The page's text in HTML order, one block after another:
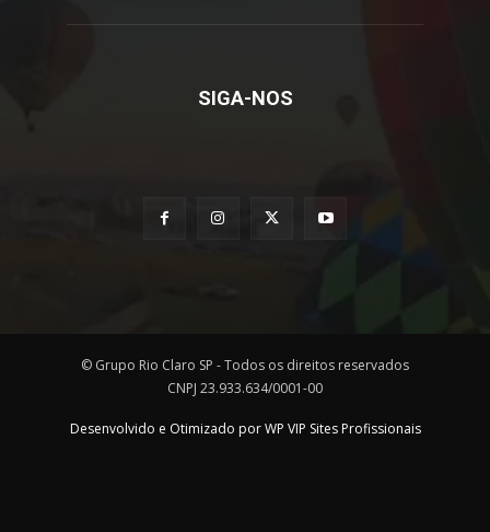
SIGA-NOS
© Grupo Rio Claro SP - Todos os direitos reservados
CNPJ 23.933.634/0001-00
Desenvolvido e Otimizado por WP VIP Sites Profissionais